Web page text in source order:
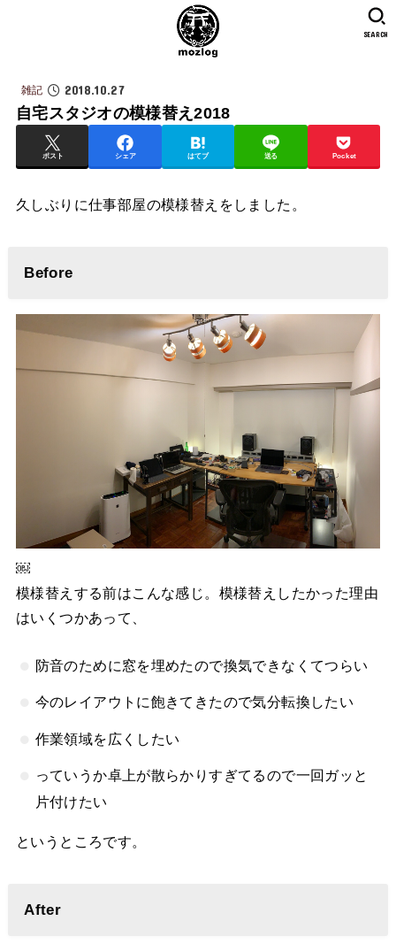
SEARCH
雑記 2018.10.27
自宅スタジオの模様替え2018
ポスト シェア はてブ 送る Pocket
久しぶりに仕事部屋の模様替えをしました。
Before
￼
模様替えする前はこんな感じ。模様替えしたかった理由
はいくつかあって、
防音のために窓を埋めたので換気できなくてつらい
今のレイアウトに飽きてきたので気分転換したい
作業領域を広くしたい
っていうか卓上が散らかりすぎてるので一回ガッと
片付けたい
というところです。
After